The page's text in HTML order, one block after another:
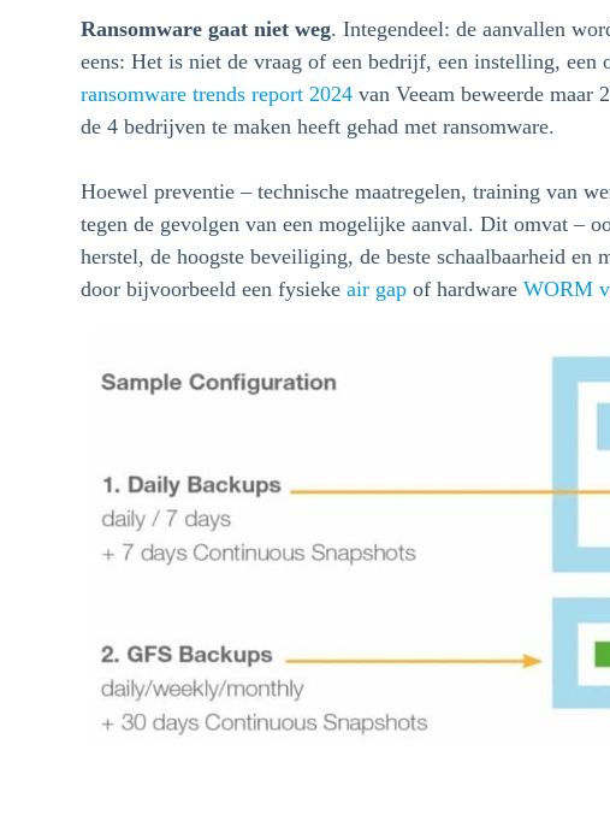
Ransomware gaat niet weg. Integendeel: de aanvallen
eens: Het is niet de vraag of een bedrijf, een instelling, een
ransomware trends report 2024 van Veeam beweerde
de 4 bedrijven te maken heeft gehad met ransomware.
Hoewel preventie – technische maatregelen, training van
tegen de gevolgen van een mogelijke aanval. Dit omvat –
herstel, de hoogste beveiliging, de beste schaalbaarheid
door bijvoorbeeld een fysiekeair gap of hardwareWORM